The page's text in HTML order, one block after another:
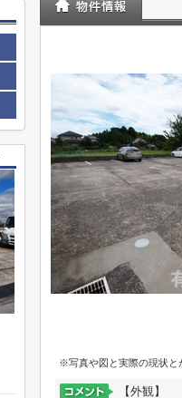
※写真や図と実際の現状と
【外観】